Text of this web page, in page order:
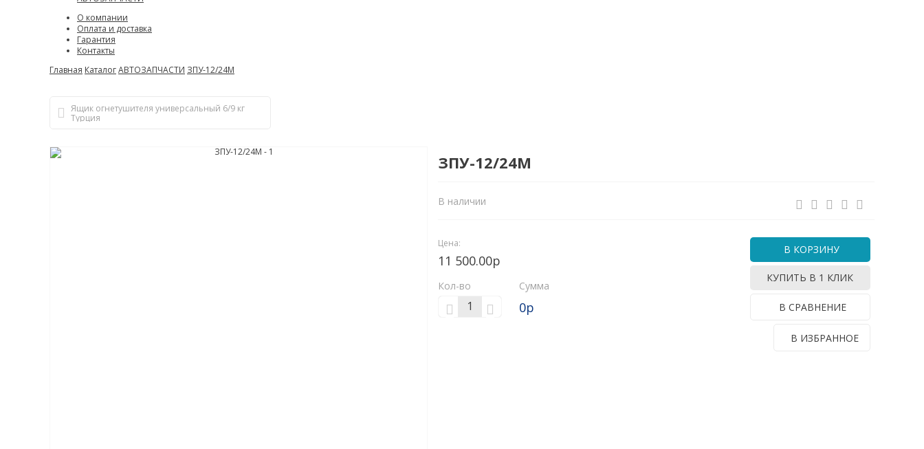
О компании
Оплата и доставка
Гарантия
Контакты
Главная КаталогАВТОЗАПЧАСТИ ЗПУ-12/24М
Ящик огнетушителя универсальный 6/9 кг
Турция
ЗПУ-12/24М
В наличии
Цена:
11 500.00р
Кол-во Сумма
0р
В КОРЗИНУ
КУПИТЬ В 1 КЛИК
В СРАВНЕНИЕ
В ИЗБРАННОЕ